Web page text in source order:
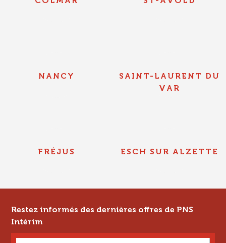
NANCY
SAINT-LAURENT DU
VAR
FRÉJUS ESCH SUR ALZETTE
Restez informés des dernières offres de PNS
Intérim